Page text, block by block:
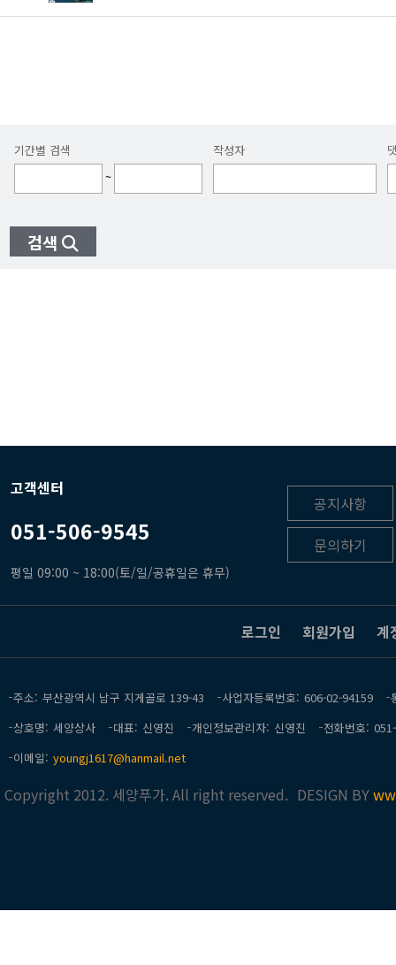
기간별 검색
~
작성자
검색
고객센터
051-506-9545
평일 09:00 ~ 18:00(토/일/공휴일은 휴무)
공지사항
문의하기
로그인 회원가입 계
주소 부산광역시 남구 지게골로 139-43 사업자등록번호 606-02-94159
상호명 세양상사 대표 신영진 개인정보관리자 신영진 전화번호
이메일 youngj1617@hanmail.net
Copyright 2012. 세양푸가. All right reserved. DESIGN BY